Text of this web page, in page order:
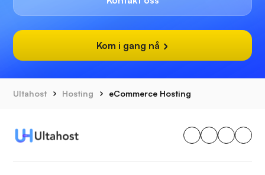
Kom i gang nå
Ultahost Hosting eCommerce Hosting